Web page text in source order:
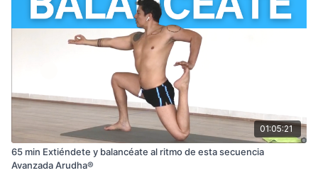
01:05:21
65 min Extiéndete y balancéate al ritmo de esta secuencia
Avanzada Arudha®